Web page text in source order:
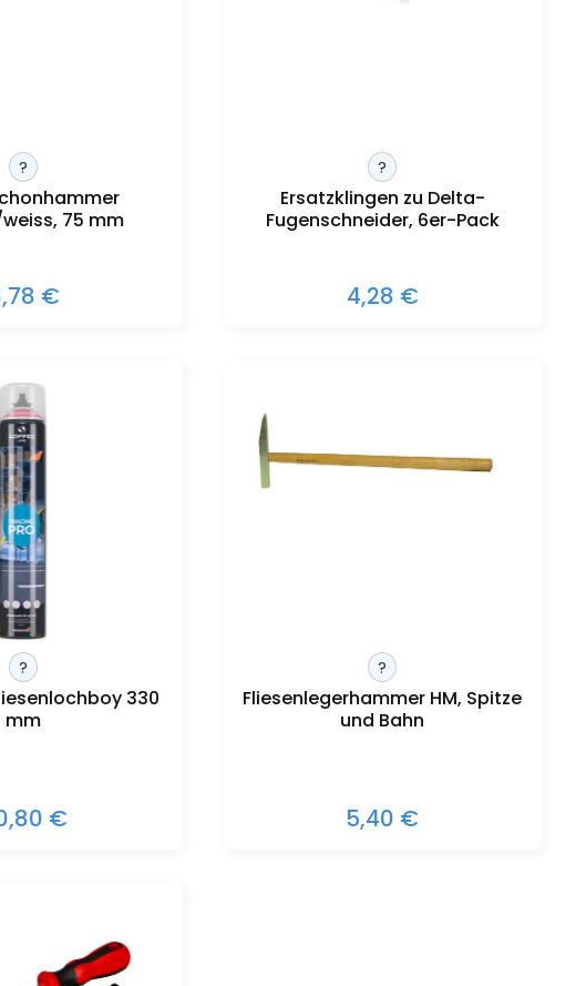
?
75 mm
€
?
Ersatzklingen zu Delta-
Fugenschneider, 6er-Pack
4,28 €
?
330
mm
€
?
Fliesenlegerhammer HM, Spitze
und Bahn
5,40 €